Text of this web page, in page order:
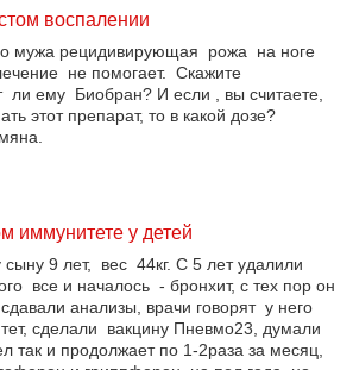
воспалении
мужа рецидивирующая рожа на ноге
не помогает. Скажите
ли ему Биобран? И если , вы считаете,
этот препарат, то в какой дозе?
иммунитете у детей
9 лет, вес 44кг. С 5 лет удалили
все и началось - бронхит, с тех пор он
анализы, врачи говорят у него
сделали вакцину Пневмо23, думали
так и продолжает по 1-2раза за месяц,